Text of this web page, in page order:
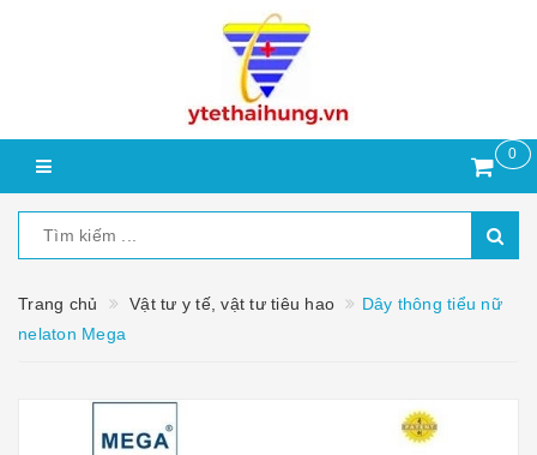
0
Trang chủ Vật tư y tế, vật tư tiêu hao
Dây thông tiểu nữ
nelaton Mega